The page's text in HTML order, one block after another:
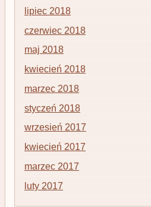
lipiec 2018
czerwiec 2018
maj 2018
kwiecień 2018
marzec 2018
styczeń 2018
wrzesień 2017
kwiecień 2017
marzec 2017
luty 2017